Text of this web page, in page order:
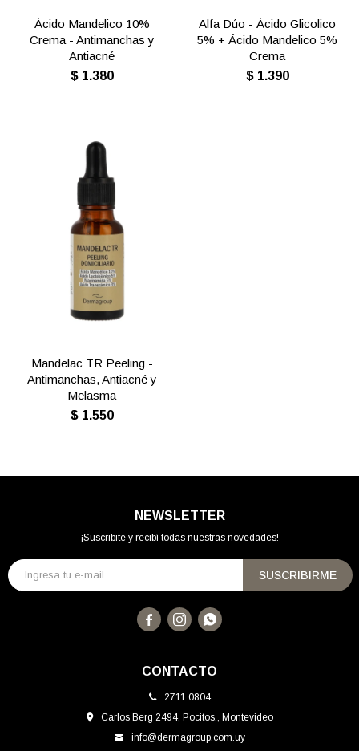
Ácido Mandelico 10%
Crema - Antimanchas y
Antiacné
$ 1.380
Alfa Dúo - Ácido Glicolico
5% + Ácido Mandelico 5%
Crema
$ 1.390
Mandelac TR Peeling -
Antimanchas, Antiacné y
Melasma
$ 1.550
CONTACTO
2711 0804
Carlos Berg 2494, Pocitos., Montevideo
info@dermagroup.com.uy
NEWSLETTER
¡Suscribite y recibí todas nuestras novedades!
SUSCRIBIRME
  